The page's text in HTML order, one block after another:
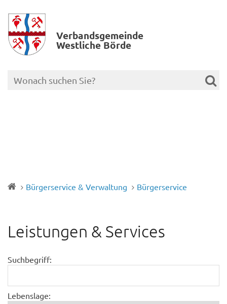
Verbands­gemeinde
Westliche Börde
Bürgerservice & Verwaltung Bürgerservice
Leistungen & Services
Suchbegriff:
Lebenslage: